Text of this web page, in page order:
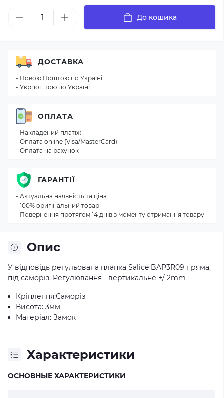
До кошика
Опис
У відповідь регульована планка Salice BAP3R09 пряма,
під саморіз. Регулювання - вертикальне +/-2mm
Кріплення:Саморіз
Висота: 3мм
Матеріал: Замок
Характеристики
ОСНОВНЫЕ ХАРАКТЕРИСТИКИ
ДОСТАВКА
- Новою Поштою по Україні
- Укрпоштою по Україні
ОПЛАТА
- Накладений платіж
- Оплата online (Visa/MasterCard)
- Оплата на рахунок
ГАРАНТІЇ
- Актуальна наявність та ціна
- 100% оригінальний товар
- Повернення протягом 14 днів з моменту отримання товару